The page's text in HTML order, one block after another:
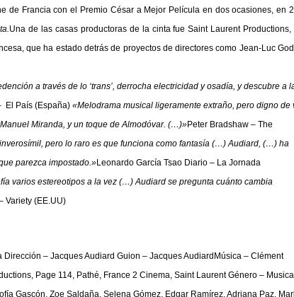
de Francia con el Premio César a Mejor Película en dos ocasiones, en
Una de las casas productoras de la cinta fue Saint Laurent Productions,
que ha estado detrás de proyectos de directores como Jean-Luc
a través de lo ‘trans’, derrocha electricidad y osadía, y descubre a
El País (España)«Melodrama musical ligeramente extraño, pero digno de
Miranda, y un toque de Almodóvar. (…)»Peter Bradshaw – The
pero lo raro es que funciona como fantasía (…) Audiard, (…) ha
parezca impostado.»Leonardo García Tsao Diario – La Jornada
varios estereotipos a la vez (…) Audiard se pregunta cuánto cambia
Variety (EE.UU)
– Jacques Audiard Guion – Jacques AudiardMúsica – Clément
Page 114, Pathé, France 2 Cinema, Saint Laurent Género –
Gascón, Zoe Saldaña, Selena Gómez, Edgar Ramírez, Adriana Paz,